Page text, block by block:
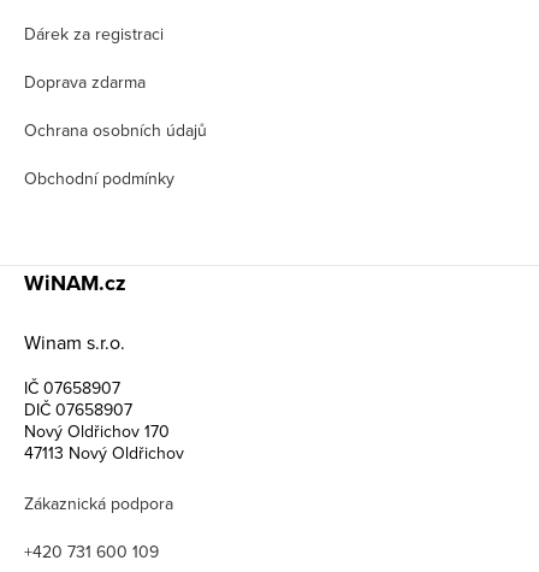
Dárek za registraci
Doprava zdarma
Ochrana osobních údajů
Obchodní podmínky
WiNAM.cz
Winam s.r.o.
IČ 07658907
DIČ 07658907
Nový Oldřichov 170
47113 Nový Oldřichov
Zákaznická podpora
+420 731 600 109